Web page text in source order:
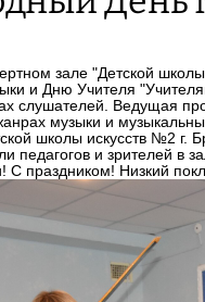
зале "Детской
и Дню Учителя
слушателей. Ведущая
музыки и
школы искусств №2 г.
педагогов и зрителей в
праздником! Низкий